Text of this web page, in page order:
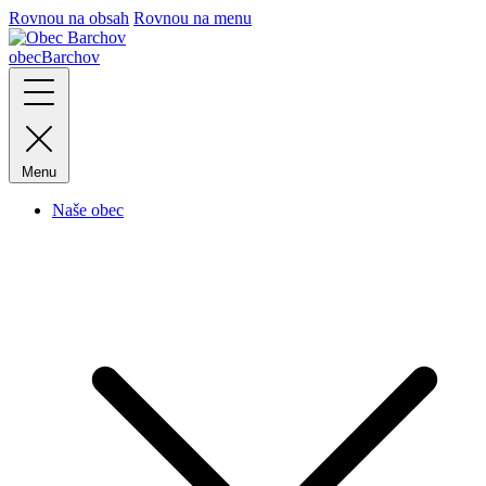
Rovnou na obsah Rovnou na menu
obecBarchov
Menu
Naše obec